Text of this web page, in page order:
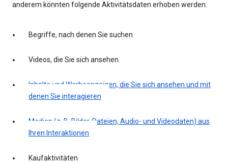
anderem könnten folgende Aktivitätsdaten erhoben werden:
Begriffe, nach denen Sie suchen
Videos, die Sie sich ansehen
Inhalte und Werbeanzeigen, die Sie sich ansehen und mit
denen Sie interagieren
Medien (z. B. Bilder, Dateien, Audio- und Videodaten) aus
Ihren Interaktionen
Kaufaktivitäten